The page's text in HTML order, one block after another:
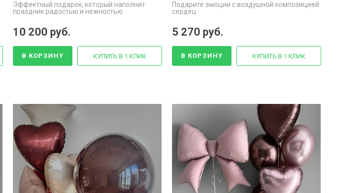
Эффектный подарок, который наполнит
праздник радостью и нежностью
10 200 руб.
В КОРЗИНУ КУПИТЬ В 1 КЛИК
Подарите эмоции с воздушной композицией
сердец
5 270 руб.
В КОРЗИНУ КУПИТЬ В 1 КЛИК